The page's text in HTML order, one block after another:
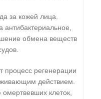
за кожей лица.
обмена веществ
процесс регенерации
действием.
клеток,